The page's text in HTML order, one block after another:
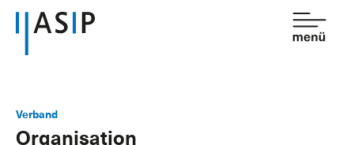
Kontakt
Verband
Organisation